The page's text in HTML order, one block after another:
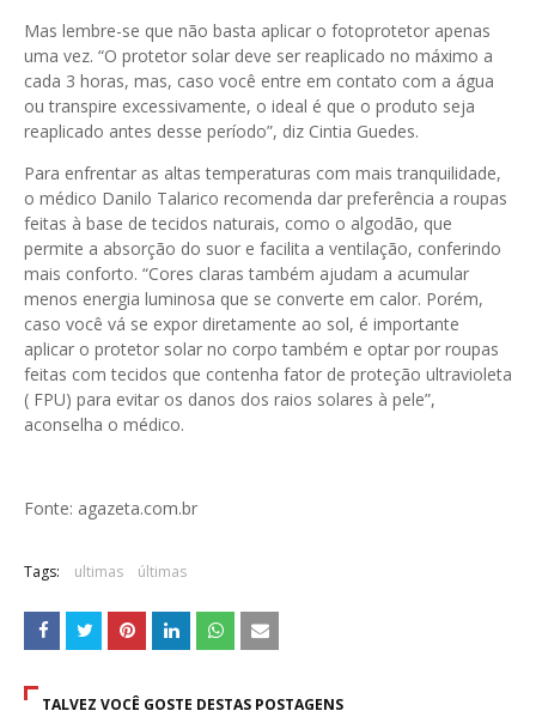
Mas lembre-se que não basta aplicar o fotoprotetor apenas
uma vez. “O protetor solar deve ser reaplicado no máximo a
cada 3 horas, mas, caso você entre em contato com a água
ou transpire excessivamente, o ideal é que o produto seja
reaplicado antes desse período”, diz Cintia Guedes.
Para enfrentar as altas temperaturas com mais tranquilidade,
o médico Danilo Talarico recomenda dar preferência a roupas
feitas à base de tecidos naturais, como o algodão, que
permite a absorção do suor e facilita a ventilação, conferindo
mais conforto. “Cores claras também ajudam a acumular
menos energia luminosa que se converte em calor. Porém,
caso você vá se expor diretamente ao sol, é importante
aplicar o protetor solar no corpo também e optar por roupas
feitas com tecidos que contenha fator de proteção ultravioleta
( FPU) para evitar os danos dos raios solares à pele”,
aconselha o médico.
Fonte: agazeta.com.br
Tags: ultimas últimas
TALVEZ VOCÊ GOSTE DESTAS POSTAGENS